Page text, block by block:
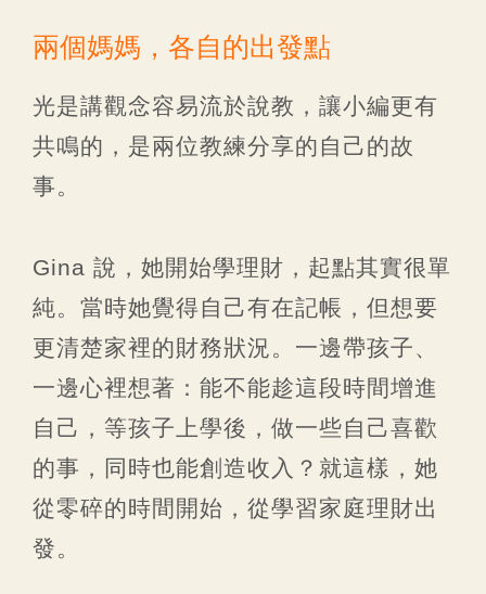
兩個媽媽，各自的出發點
光是講觀念容易流於說教，讓小編更有
共鳴的，是兩位教練分享的自己的故
事。
Gina 說，她開始學理財，起點其實很單
純。當時她覺得自己有在記帳，但想要
更清楚家裡的財務狀況。一邊帶孩子、
一邊心裡想著：能不能趁這段時間增進
自己，等孩子上學後，做一些自己喜歡
的事，同時也能創造收入？就這樣，她
從零碎的時間開始，從學習家庭理財出
發。